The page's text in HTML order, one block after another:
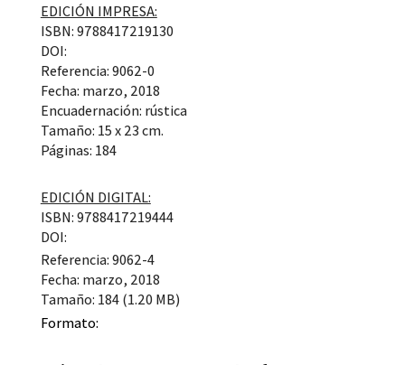
EDICIÓN IMPRESA:
ISBN: 9788417219130
DOI:
Referencia: 9062-0
Fecha: marzo, 2018
Encuadernación: rústica
Tamaño: 15 x 23 cm.
Páginas: 184
EDICIÓN DIGITAL:
ISBN: 9788417219444
DOI:
Referencia: 9062-4
Fecha: marzo, 2018
Tamaño: 184 (1.20 MB)
Formato: